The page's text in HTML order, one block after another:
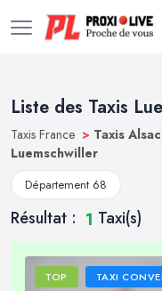
Liste des Taxis
Taxis France > Taxis
Luemschwiller
Département 68
Résultat : 1 Taxi(s)
TOP TAXI